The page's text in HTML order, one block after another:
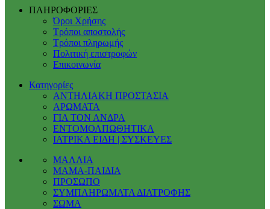
ΠΛΗΡΟΦΟΡΙΕΣ
Όροι Χρήσης
Τρόποι αποστολής
Τρόποι πληρωμής
Πολιτική επιστροφών
Επικοινωνία
Κατηγορίες
ΑΝΤΗΛΙΑΚΗ ΠΡΟΣΤΑΣΙΑ
ΑΡΩΜΑΤΑ
ΓΙΑ ΤΟΝ ΑΝΔΡΑ
ΕΝΤΟΜΟΑΠΩΘΗΤΙΚΑ
ΙΑΤΡΙΚΑ ΕΙΔΗ | ΣΥΣΚΕΥΕΣ
ΜΑΛΛΙΑ
ΜΑΜΑ-ΠΑΙΔΙΑ
ΠΡΟΣΩΠΟ
ΣΥΜΠΛΗΡΩΜΑΤΑ ΔΙΑΤΡΟΦΗΣ
ΣΩΜΑ